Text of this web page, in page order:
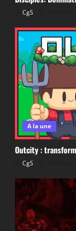
CgS
A la une
Outcity :
CgS